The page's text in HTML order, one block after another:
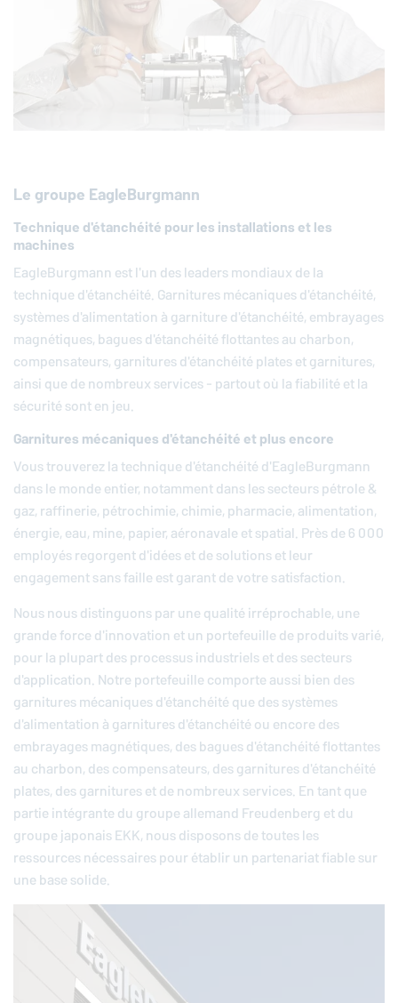
Le groupe EagleBurgmann
Technique d'étanchéité pour les installations et les
machines
EagleBurgmann est l'un des leaders mondiaux de la
technique d'étanchéité. Garnitures mécaniques d'étanchéité,
systèmes d'alimentation à garniture d'étanchéité, embrayages
magnétiques, bagues d'étanchéité flottantes au charbon,
compensateurs, garnitures d'étanchéité plates et garnitures,
ainsi que de nombreux services - partout où la fiabilité et la
sécurité sont en jeu.
Garnitures mécaniques d'étanchéité et plus encore
Vous trouverez la technique d'étanchéité d'EagleBurgmann
dans le monde entier, notamment dans les secteurs pétrole &
gaz, raffinerie, pétrochimie, chimie, pharmacie, alimentation,
énergie, eau, mine, papier, aéronavale et spatial. Près de 6 000
employés regorgent d'idées et de solutions et leur
engagement sans faille est garant de votre satisfaction.
Nous nous distinguons par une qualité irréprochable, une
grande force d'innovation et un portefeuille de produits varié,
pour la plupart des processus industriels et des secteurs
d'application. Notre portefeuille comporte aussi bien des
garnitures mécaniques d'étanchéité que des systèmes
d'alimentation à garnitures d'étanchéité ou encore des
embrayages magnétiques, des bagues d'étanchéité flottantes
au charbon, des compensateurs, des garnitures d'étanchéité
plates, des garnitures et de nombreux services. En tant que
partie intégrante du groupe allemandFreudenberg et du
groupe japonais EKK, nous disposons de toutes les
ressources nécessaires pour établir un partenariat fiable sur
une base solide.